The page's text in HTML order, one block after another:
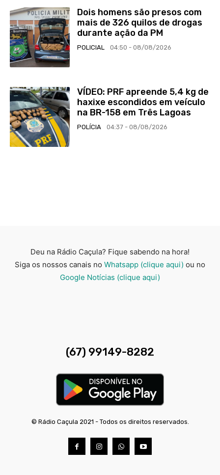
Dois homens são presos com
mais de 326 quilos de drogas
durante ação da PM
POLICIAL 04:50 - 08/08/2026
VÍDEO: PRF apreende 5,4 kg de
haxixe escondidos em veículo
na BR-158 em Três Lagoas
POLÍCIA 04:37 - 08/08/2026
Deu na Rádio Caçula? Fique sabendo na hora!
Siga os nossos canais no Whatsapp (clique aqui) ou no
Google Notícias (clique aqui)
(67) 99149-8282
© Rádio Caçula 2021 - Todos os direitos reservados.